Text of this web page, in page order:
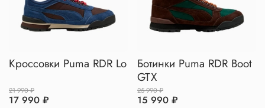
Кроссовки Puma RDR Lo
21 990 ₽
17 990 ₽
Ботинки Puma RDR Boot
GTX
25 990 ₽
15 990 ₽